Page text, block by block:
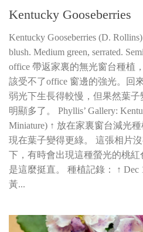
Kentucky Gooseberries
Kentucky Gooseberries (D.
blush. Medium green, serrated.
office 帶返家裏的無光窗台種植
該受不了office 窗邊的強光。回
弱光下生長得較慢，但果然葉
明顯多了。 Phyllis’ Gallery:
Miniature) ↑ 放在家裏窗台減光
現在葉子變得更綠。 這張相片
下，有時會出現這種螢光的桃
是這麼挺直。 種植記錄： ↑ Dec
黃...